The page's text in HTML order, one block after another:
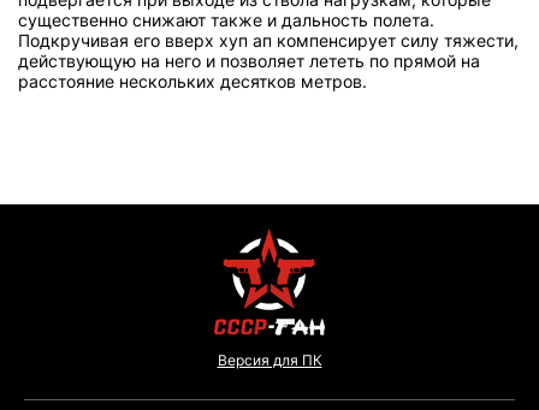
существенно снижают также и дальность полета.
Подкручивая его вверх хуп ап компенсирует силу тяжести,
действующую на него и позволяет лететь по прямой на
расстояние нескольких десятков метров.
Версия для ПК